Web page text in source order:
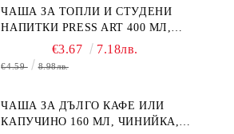
ЧАША ЗА ТОПЛИ И СТУДЕНИ
НАПИТКИ PRESS ART 400 МЛ,
БОРОСИЛИКАТНО СТЪКЛО
€3.67 7.18лв.
€4.59 8.98лв.
ЧАША ЗА ДЪЛГО КАФЕ ИЛИ
КАПУЧИНО 160 МЛ, ЧИНИЙКА,